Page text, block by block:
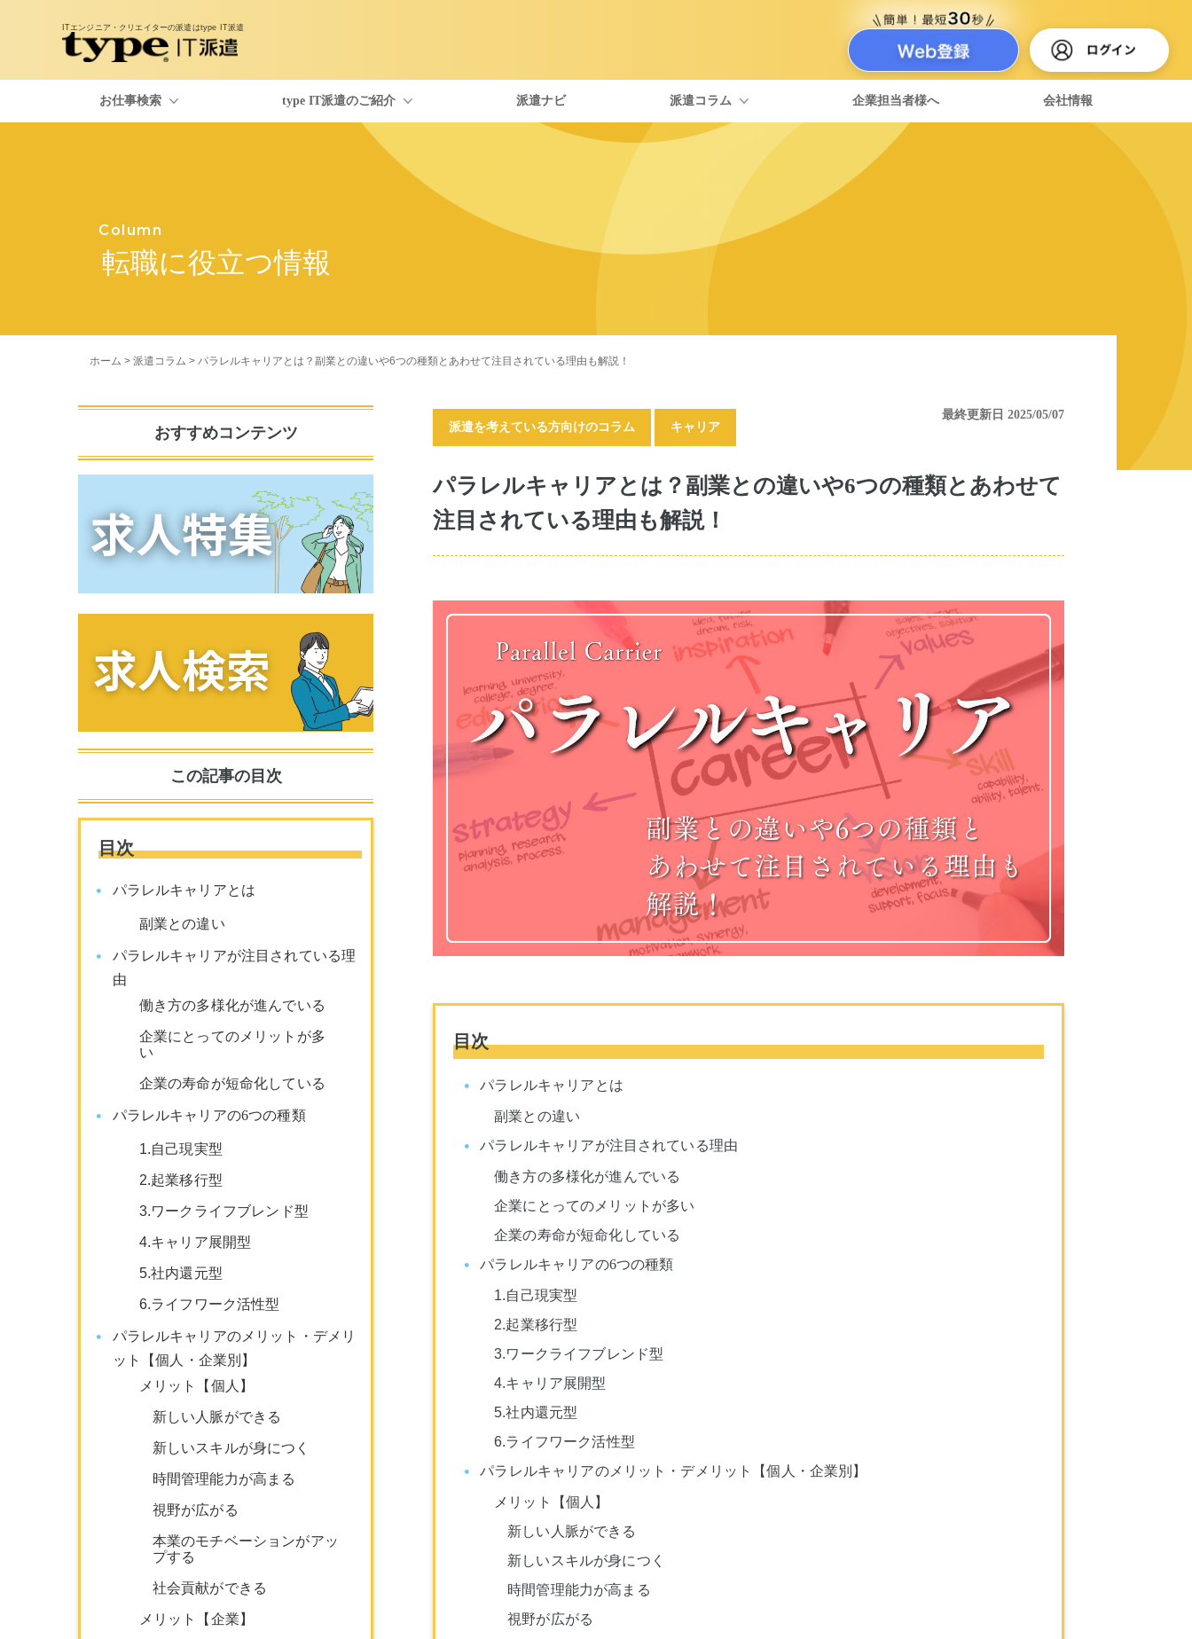
ITエンジニア・クリエイターの派遣はtype IT派遣
お仕事検索
自分にぴったりな職種を探す
一覧から探す
求人特集
type IT派遣のご紹介
type IT派遣が選ばれる理由
面談について
お仕事開始までの流れ
社員紹介
福利厚生について
派遣の働き方
よくある質問
派遣ナビ 派遣コラム
エンジニアに役立つトピックス
IT・Webの資格
派遣を考えている人向けのコラム
企業担当者様へ 会社情報
Column
転職に役立つ情報
ホーム > 派遣コラム > パラレルキャリアとは？副業との違いや6つの種類とあわせて注目されている理由も解説！
おすすめコンテンツ
この記事の目次
目次
パラレルキャリアとは
副業との違い
パラレルキャリアが注目されている理
由
働き方の多様化が進んでいる
企業にとってのメリットが多
い
企業の寿命が短命化している
パラレルキャリアの6つの種類
1.自己現実型
2.起業移行型
3.ワークライフブレンド型
4.キャリア展開型
5.社内還元型
6.ライフワーク活性型
パラレルキャリアのメリット・デメリ
ット【個人・企業別】
メリット【個人】
新しい人脈ができる
新しいスキルが身につく
時間管理能力が高まる
視野が広がる
本業のモチベーションがアッ
プする
社会貢献ができる
メリット【企業】
派遣を考えている方向けのコラム キャリア
最終更新日 2025/05/07
パラレルキャリアとは？副業との違いや6つの種類とあわせて
注目されている理由も解説！
目次
パラレルキャリアとは
副業との違い
パラレルキャリアが注目されている理由
働き方の多様化が進んでいる
企業にとってのメリットが多い
企業の寿命が短命化している
パラレルキャリアの6つの種類
1.自己現実型
2.起業移行型
3.ワークライフブレンド型
4.キャリア展開型
5.社内還元型
6.ライフワーク活性型
パラレルキャリアのメリット・デメリット【個人・企業別】
メリット【個人】
新しい人脈ができる
新しいスキルが身につく
時間管理能力が高まる
視野が広がる